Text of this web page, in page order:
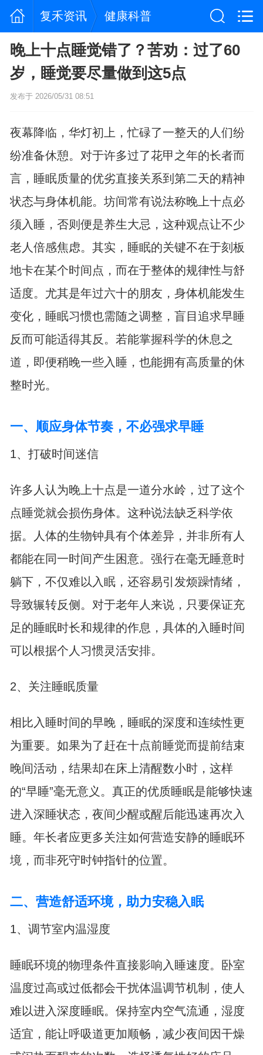
复禾资讯 健康科普
晚上十点睡觉错了？苦劝：过了60
岁，睡觉要尽量做到这5点
发布于 2026/05/31 08:51
夜幕降临，华灯初上，忙碌了一整天的人们纷
纷准备休憩。对于许多过了花甲之年的长者而
言，睡眠质量的优劣直接关系到第二天的精神
状态与身体机能。坊间常有说法称晚上十点必
须入睡，否则便是养生大忌，这种观点让不少
老人倍感焦虑。其实，睡眠的关键不在于刻板
地卡在某个时间点，而在于整体的规律性与舒
适度。尤其是年过六十的朋友，身体机能发生
变化，睡眠习惯也需随之调整，盲目追求早睡
反而可能适得其反。若能掌握科学的休息之
道，即便稍晚一些入睡，也能拥有高质量的休
整时光。
一、顺应身体节奏，不必强求早睡
1、打破时间迷信
许多人认为晚上十点是一道分水岭，过了这个
点睡觉就会损伤身体。这种说法缺乏科学依
据。人体的生物钟具有个体差异，并非所有人
都能在同一时间产生困意。强行在毫无睡意时
躺下，不仅难以入眠，还容易引发烦躁情绪，
导致辗转反侧。对于老年人来说，只要保证充
足的睡眠时长和规律的作息，具体的入睡时间
可以根据个人习惯灵活安排。
2、关注睡眠质量
相比入睡时间的早晚，睡眠的深度和连续性更
为重要。如果为了赶在十点前睡觉而提前结束
晚间活动，结果却在床上清醒数小时，这样
的“早睡”毫无意义。真正的优质睡眠是能够快速
进入深睡状态，夜间少醒或醒后能迅速再次入
睡。年长者应更多关注如何营造安静的睡眠环
境，而非死守时钟指针的位置。
二、营造舒适环境，助力安稳入眠
1、调节室内温湿度
睡眠环境的物理条件直接影响入睡速度。卧室
温度过高或过低都会干扰体温调节机制，使人
难以进入深度睡眠。保持室内空气流通，湿度
适宜，能让呼吸道更加顺畅，减少夜间因干燥